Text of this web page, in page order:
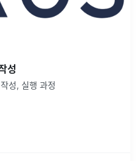
성
성, 실행 과정